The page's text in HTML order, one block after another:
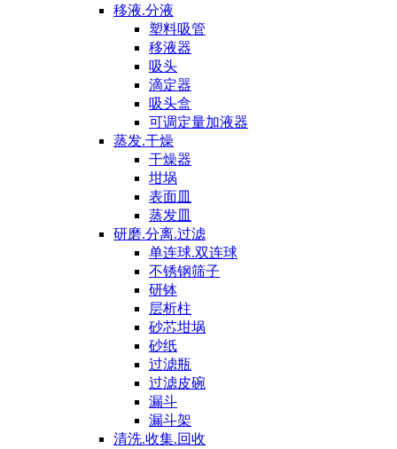
移液.分液
塑料吸管
移液器
吸头
滴定器
吸头盒
可调定量加液器
蒸发.干燥
干燥器
坩埚
表面皿
蒸发皿
研磨.分离.过滤
单连球.双连球
不锈钢筛子
研钵
层析柱
砂芯坩埚
砂纸
过滤瓶
过滤皮碗
漏斗
漏斗架
清洗.收集.回收